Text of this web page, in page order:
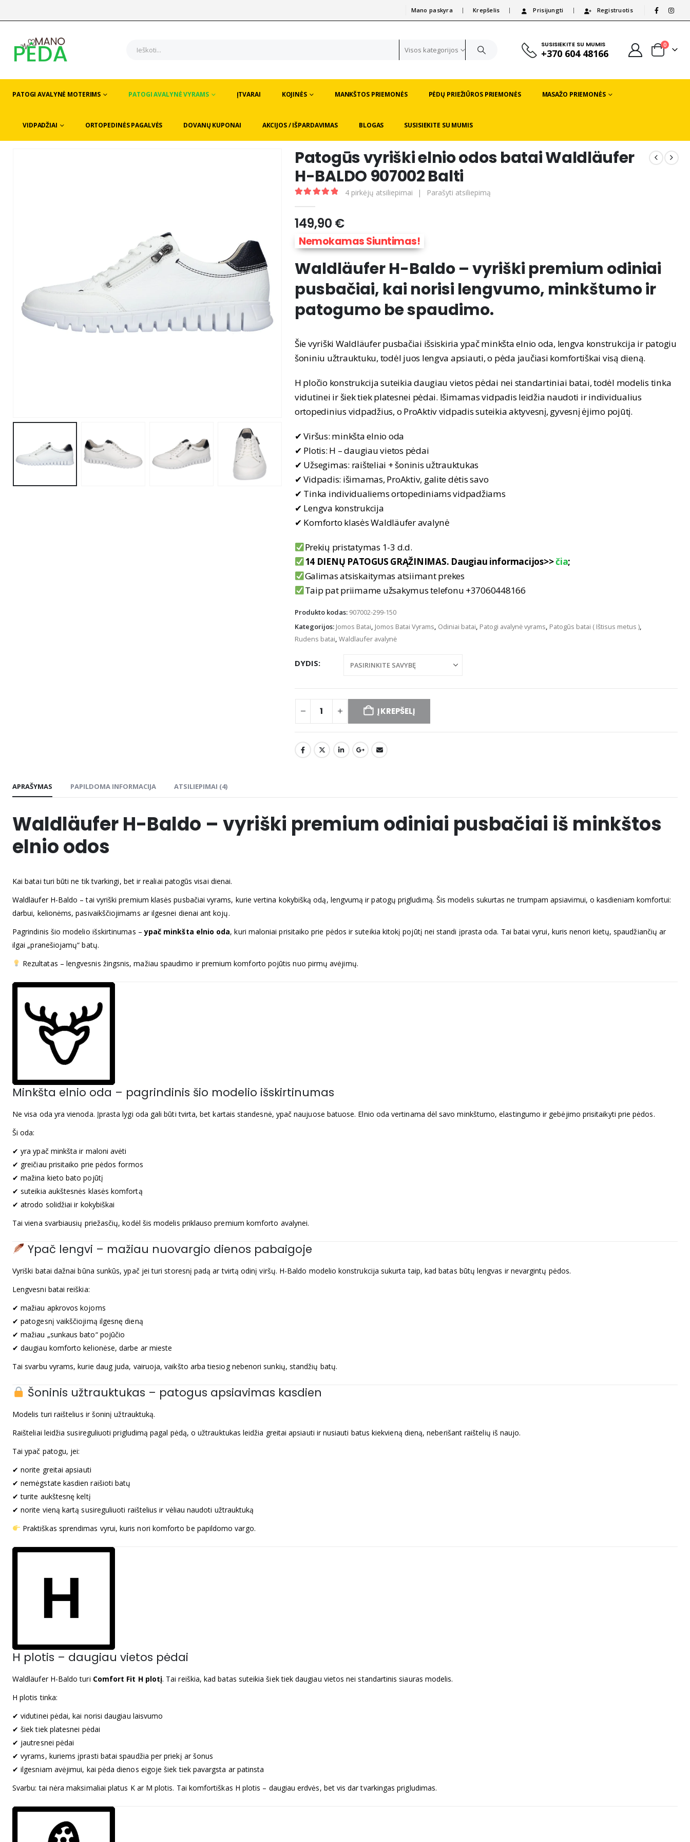
Mano paskyra Krepšelis Prisijungti Registruotis
Visos kategorijos
SUSISIEKITE SU MUMIS
+370 604 48166
0
PATOGI AVALYNĖ MOTERIMS PATOGI AVALYNĖ VYRAMS ĮTVARAI KOJINĖS MANKŠTOS PRIEMONĖS PĖDŲ PRIEŽIŪROS PRIEMONĖS MASAŽO PRIEMONĖS
VIDPADŽIAI ORTOPEDINĖS PAGALVĖS DOVANŲ KUPONAI AKCIJOS / IŠPARDAVIMAS BLOGAS SUSISIEKITE SU MUMIS
Patogūs vyriški elnio odos batai Waldläufer
H-BALDO 907002 Balti
4pirkėjų atsiliepimai | Parašyti atsiliepimą
149,90 €
Nemokamas Siuntimas!
Waldläufer H-Baldo – vyriški premium odiniai
pusbačiai, kai norisi lengvumo, minkštumo ir
patogumo be spaudimo.
Šie vyriški Waldläufer pusbačiai išsiskiria ypač minkšta elnio oda, lengva konstrukcija ir patogiu
šoniniu užtrauktuku, todėl juos lengva apsiauti, o pėda jaučiasi komfortiškai visą dieną.
H pločio konstrukcija suteikia daugiau vietos pėdai nei standartiniai batai, todėl modelis tinka
vidutinei ir šiek tiek platesnei pėdai. Išimamas vidpadis leidžia naudoti ir individualius
ortopedinius vidpadžius, o ProAktiv vidpadis suteikia aktyvesnį, gyvesnį ėjimo pojūtį.
✔ Viršus: minkšta elnio oda
✔ Plotis: H – daugiau vietos pėdai
✔ Užsegimas: raišteliai + šoninis užtrauktukas
✔ Vidpadis: išimamas, ProAktiv, galite dėtis savo
✔ Tinka individualiems ortopediniams vidpadžiams
✔ Lengva konstrukcija
✔ Komforto klasės Waldläufer avalynė
Prekių pristatymas 1-3 d.d.
14 DIENŲ PATOGUS GRĄŽINIMAS. Daugiau informacijos>>čia;
Galimas atsiskaitymas atsiimant prekes
Taip pat priimame užsakymus telefonu +37060448166
Produkto kodas: 907002-299-150
Kategorijos: Jomos Batai, Jomos Batai Vyrams, Odiniai batai, Patogi avalynė vyrams, Patogūs batai ( Ištisus metus ),
Rudens batai, Waldlaufer avalynė
DYDIS
Į KREPŠELĮ
APRAŠYMAS PAPILDOMA INFORMACIJA ATSILIEPIMAI (4)
Waldläufer H-Baldo – vyriški premium odiniai pusbačiai iš minkštos
elnio odos
Kai batai turi būti ne tik tvarkingi, bet ir realiai patogūs visai dienai.
Waldläufer H-Baldo – tai vyriški premium klasės pusbačiai vyrams, kurie vertina kokybišką odą, lengvumą ir patogų prigludimą. Šis modelis sukurtas ne trumpam apsiavimui, o kasdieniam komfortui:
darbui, kelionėms, pasivaikščiojimams ar ilgesnei dienai ant kojų.
Pagrindinis šio modelio išskirtinumas –ypač minkšta elnio oda, kuri maloniai prisitaiko prie pėdos ir suteikia kitokį pojūtį nei standi įprasta oda. Tai batai vyrui, kuris nenori kietų, spaudžiančių ar
ilgai „pranešiojamų“ batų.
Rezultatas – lengvesnis žingsnis, mažiau spaudimo ir premium komforto pojūtis nuo pirmų avėjimų.
Minkšta elnio oda – pagrindinis šio modelio išskirtinumas
Ne visa oda yra vienoda. Įprasta lygi oda gali būti tvirta, bet kartais standesnė, ypač naujuose batuose. Elnio oda vertinama dėl savo minkštumo, elastingumo ir gebėjimo prisitaikyti prie pėdos.
Ši oda:
✔ yra ypač minkšta ir maloni avėti
✔ greičiau prisitaiko prie pėdos formos
✔ mažina kieto bato pojūtį
✔ suteikia aukštesnės klasės komfortą
✔ atrodo solidžiai ir kokybiškai
Tai viena svarbiausių priežasčių, kodėl šis modelis priklauso premium komforto avalynei.
Ypač lengvi – mažiau nuovargio dienos pabaigoje
Vyriški batai dažnai būna sunkūs, ypač jei turi storesnį padą ar tvirtą odinį viršų. H-Baldo modelio konstrukcija sukurta taip, kad batas būtų lengvas ir nevargintų pėdos.
Lengvesni batai reiškia:
✔ mažiau apkrovos kojoms
✔ patogesnį vaikščiojimą ilgesnę dieną
✔ mažiau „sunkaus bato“ pojūčio
✔ daugiau komforto kelionėse, darbe ar mieste
Tai svarbu vyrams, kurie daug juda, vairuoja, vaikšto arba tiesiog nebenori sunkių, standžių batų.
Šoninis užtrauktukas – patogus apsiavimas kasdien
Modelis turi raištelius ir šoninį užtrauktuką.
Raišteliai leidžia susireguliuoti prigludimą pagal pėdą, o užtrauktukas leidžia greitai apsiauti ir nusiauti batus kiekvieną dieną, neberišant raištelių iš naujo.
Tai ypač patogu, jei:
✔ norite greitai apsiauti
✔ nemėgstate kasdien raišioti batų
✔ turite aukštesnę keltį
✔ norite vieną kartą susireguliuoti raištelius ir vėliau naudoti užtrauktuką
Praktiškas sprendimas vyrui, kuris nori komforto be papildomo vargo.
H plotis – daugiau vietos pėdai
Waldläufer H-Baldo turi Comfort Fit H plotį. Tai reiškia, kad batas suteikia šiek tiek daugiau vietos nei standartinis siauras modelis.
H plotis tinka:
✔ vidutinei pėdai, kai norisi daugiau laisvumo
✔ šiek tiek platesnei pėdai
✔ jautresnei pėdai
✔ vyrams, kuriems įprasti batai spaudžia per priekį ar šonus
✔ ilgesniam avėjimui, kai pėda dienos eigoje šiek tiek pavargsta ar patinsta
Svarbu: tai nėra maksimaliai platus K ar M plotis. Tai komfortiškas H plotis – daugiau erdvės, bet vis dar tvarkingas prigludimas.